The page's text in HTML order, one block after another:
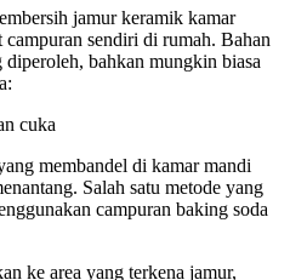
jamur keramik kamar
sendiri di rumah. Bahan
bahkan mungkin biasa
cuka
membandel di kamar mandi
Salah satu metode yang
campuran baking soda
ke area yang terkena jamur,